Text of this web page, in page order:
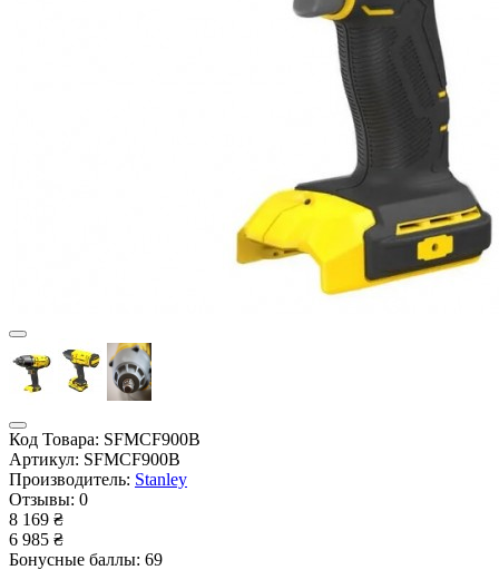
Код Товара: SFMCF900B
Артикул: SFMCF900B
Производитель: Stanley
Отзывы: 0
8 169 ₴
6 985 ₴
Бонусные баллы: 69